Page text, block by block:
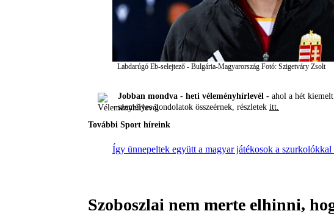
Labdarúgó Eb-selejtező - Bulgária-Magyarország Fotó: Szigetváry Zsolt
Jobban mondva - heti véleményhírlevél - ahol a hét
személyes gondolatok összeérnek, részletek itt.
További Sport híreink
Így ünnepeltek együtt a magyar játékosok a
Szoboszlai nem merte elhinni,